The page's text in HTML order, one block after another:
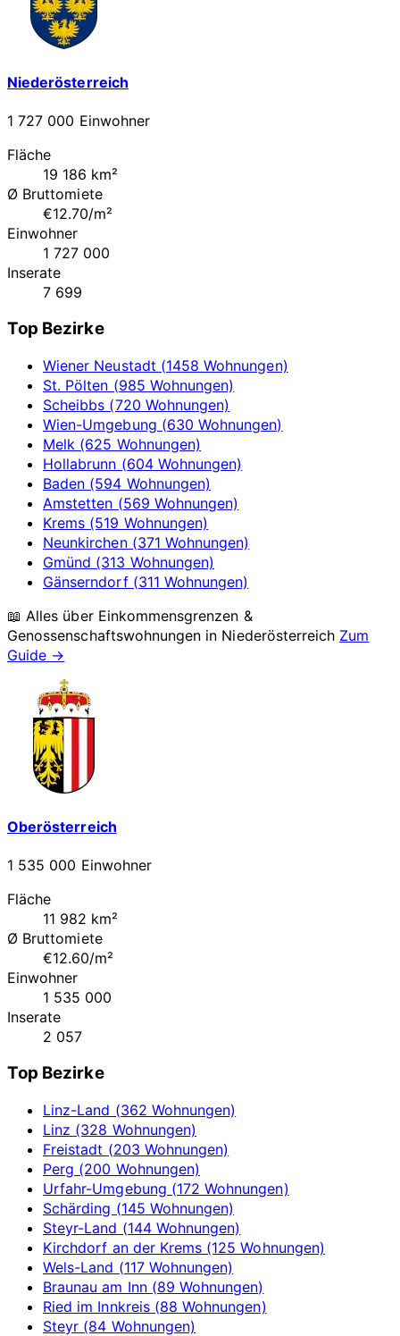
Niederösterreich
1 727 000 Einwohner
Fläche
19 186 km²
Ø Bruttomiete
€12.70/m²
Einwohner
1 727 000
Inserate
7 699
Top Bezirke
Wiener Neustadt (1458 Wohnungen)
St. Pölten (985 Wohnungen)
Scheibbs (720 Wohnungen)
Wien-Umgebung (630 Wohnungen)
Melk (625 Wohnungen)
Hollabrunn (604 Wohnungen)
Baden (594 Wohnungen)
Amstetten (569 Wohnungen)
Krems (519 Wohnungen)
Neunkirchen (371 Wohnungen)
Gmünd (313 Wohnungen)
Gänserndorf (311 Wohnungen)
📖 Alles über Einkommensgrenzen &
Genossenschaftswohnungen in Niederösterreich Zum
Guide →
Oberösterreich
1 535 000 Einwohner
Fläche
11 982 km²
Ø Bruttomiete
€12.60/m²
Einwohner
1 535 000
Inserate
2 057
Top Bezirke
Linz-Land (362 Wohnungen)
Linz (328 Wohnungen)
Freistadt (203 Wohnungen)
Perg (200 Wohnungen)
Urfahr-Umgebung (172 Wohnungen)
Schärding (145 Wohnungen)
Steyr-Land (144 Wohnungen)
Kirchdorf an der Krems (125 Wohnungen)
Wels-Land (117 Wohnungen)
Braunau am Inn (89 Wohnungen)
Ried im Innkreis (88 Wohnungen)
Steyr (84 Wohnungen)